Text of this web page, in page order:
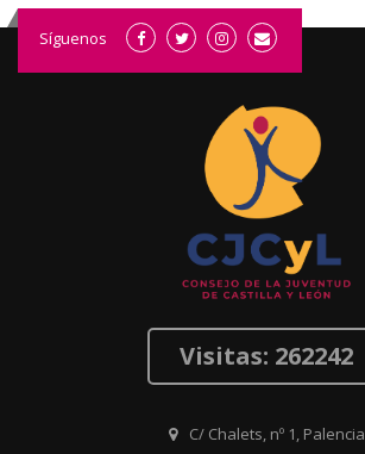
Síguenos
Visitas: 262242
C/ Chalets, nº 1, Palencia